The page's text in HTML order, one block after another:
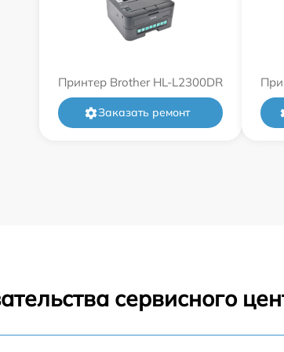
Принтер Brother HL-L2300DR
Заказать ремонт
сервисного